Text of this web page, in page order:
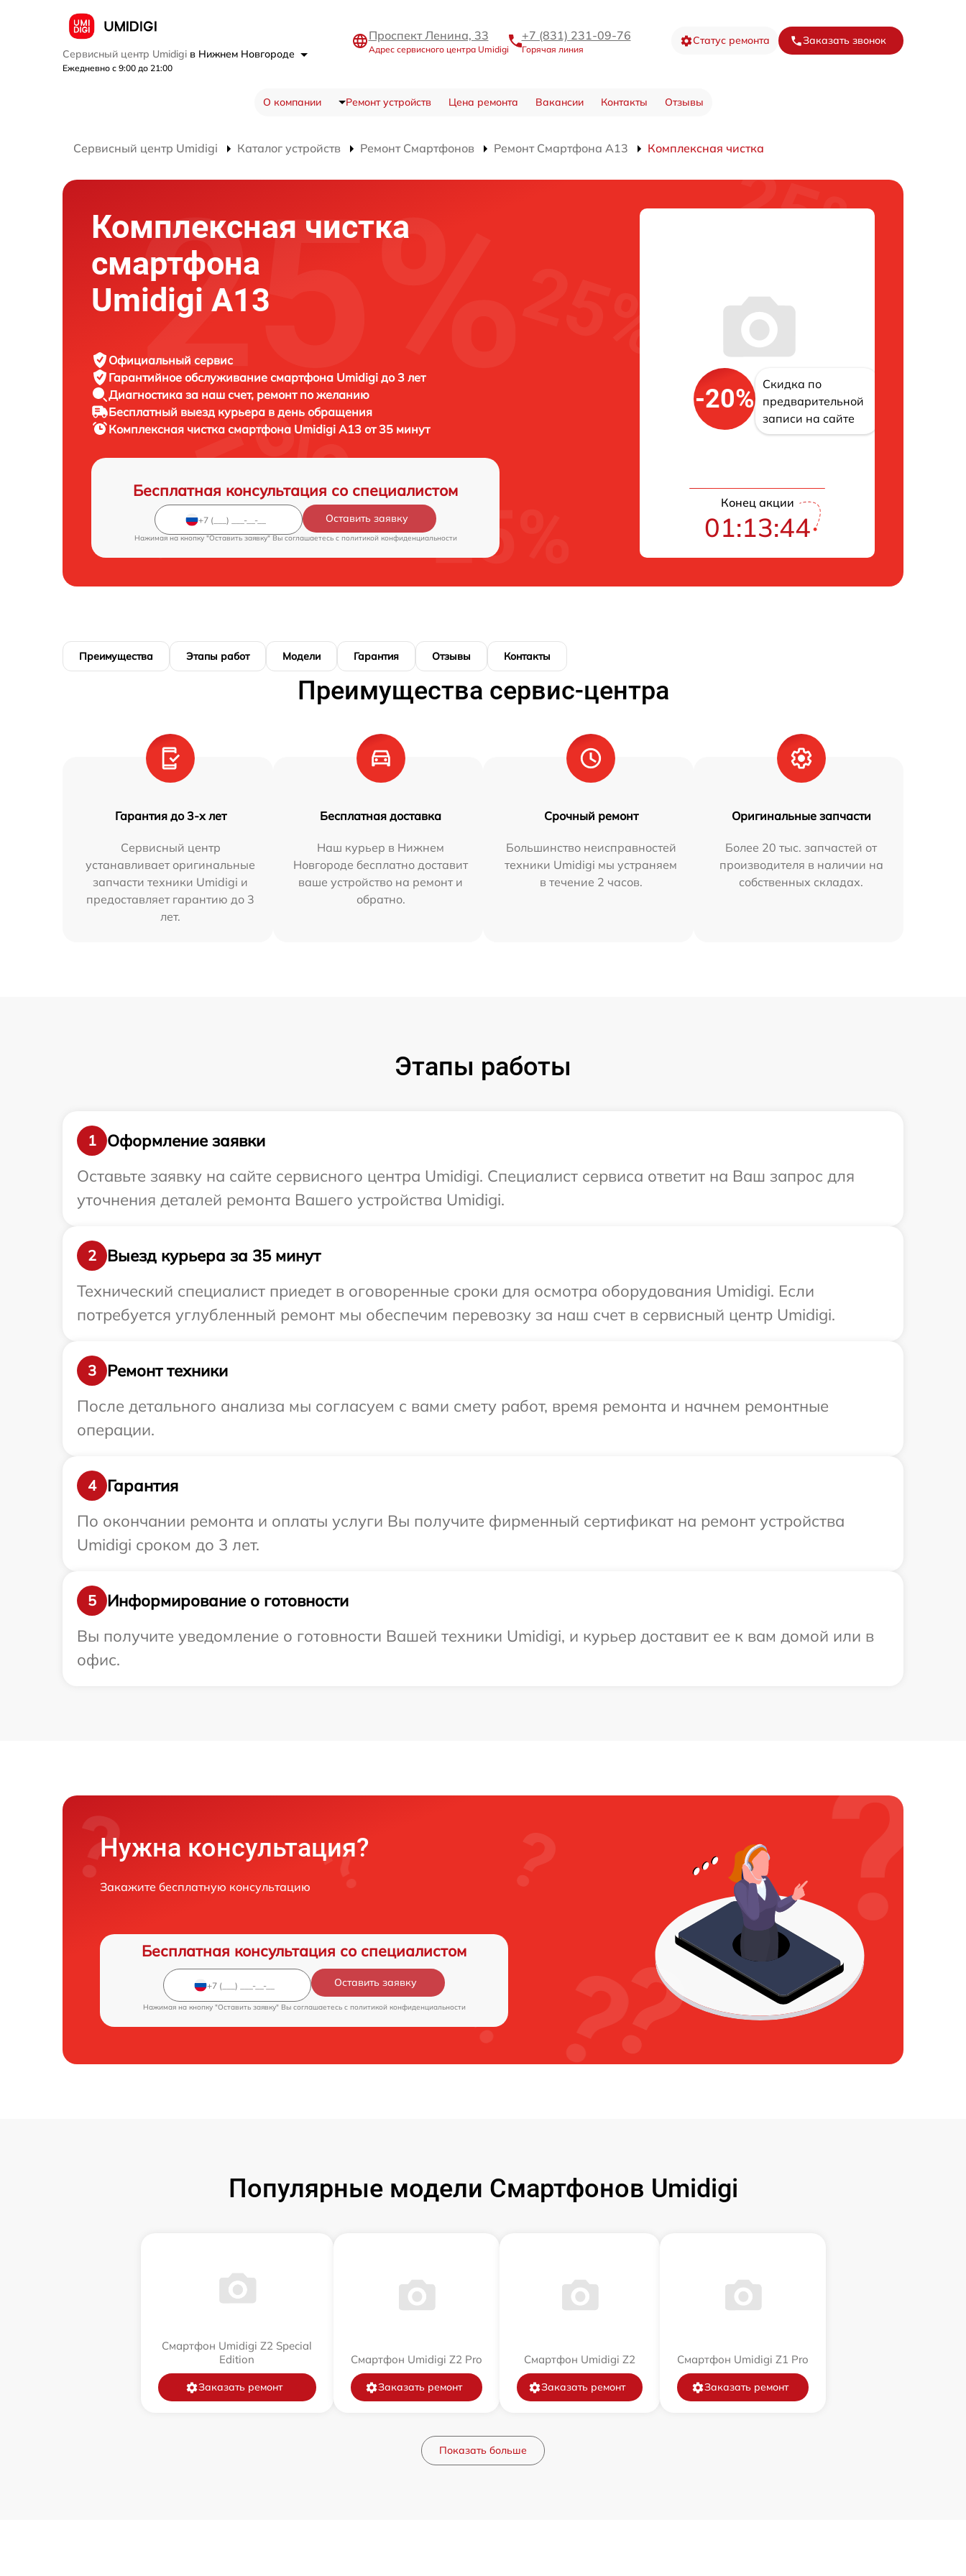
Сервисный центр Umidigi в Нижнем Новгороде
Ежедневно с 9:00 до 21:00
Проспект Ленина, 33
Адрес сервисного центра Umidigi
+7 (831) 231-09-76
Горячая линия
Статус ремонта Заказать звонок
О компании Ремонт устройств Цена ремонта Вакансии Контакты Отзывы
Сервисный центр Umidigi Каталог устройств Ремонт Смартфонов Ремонт Смартфона A13 Комплексная чистка
Комплексная чистка
смартфона
Umidigi A13
Официальный сервис
Гарантийное обслуживание смартфона Umidigi до 3 лет
Диагностика за наш счет, ремонт по желанию
Бесплатный выезд курьера в день обращения
Комплексная чистка смартфона Umidigi A13 от 35 минут
Бесплатная консультация со специалистом
Оставить заявку
Нажимая на кнопку "Оставить заявку" Вы соглашаетесь c политикой конфиденциальности
-20%
Скидка по
предварительной
записи на сайте
Конец акции
01:13:43
Преимущества Этапы работ Модели Гарантия Отзывы Контакты
Преимущества сервис-центра
Гарантия до 3-х лет
Сервисный центр
устанавливает оригинальные
запчасти техники Umidigi и
предоставляет гарантию до 3
лет.
Бесплатная доставка
Наш курьер в Нижнем
Новгороде бесплатно доставит
ваше устройство на ремонт и
обратно.
Срочный ремонт
Большинство неисправностей
техники Umidigi мы устраняем
в течение 2 часов.
Оригинальные запчасти
Более 20 тыс. запчастей от
производителя в наличии на
собственных складах.
Этапы работы
1
Оформление заявки
Оставьте заявку на сайте сервисного центра Umidigi. Специалист сервиса ответит на Ваш запрос для
уточнения деталей ремонта Вашего устройства Umidigi.
2
Выезд курьера за 35 минут
Технический специалист приедет в оговоренные сроки для осмотра оборудования Umidigi. Если
потребуется углубленный ремонт мы обеспечим перевозку за наш счет в сервисный центр Umidigi.
3
Ремонт техники
После детального анализа мы согласуем с вами смету работ, время ремонта и начнем ремонтные
операции.
4
Гарантия
По окончании ремонта и оплаты услуги Вы получите фирменный сертификат на ремонт устройства
Umidigi сроком до 3 лет.
5
Информирование о готовности
Вы получите уведомление о готовности Вашей техники Umidigi, и курьер доставит ее к вам домой или в
офис.
Нужна консультация?
Закажите бесплатную консультацию
Бесплатная консультация со специалистом
Оставить заявку
Нажимая на кнопку "Оставить заявку" Вы соглашаетесь c политикой конфиденциальности
Популярные модели Смартфонов Umidigi
Смартфон Umidigi Z2 Special
Edition
Заказать ремонт
Смартфон Umidigi Z2 Pro
Заказать ремонт
Смартфон Umidigi Z2
Заказать ремонт
Смартфон Umidigi Z1 Pro
Заказать ремонт
Показать больше